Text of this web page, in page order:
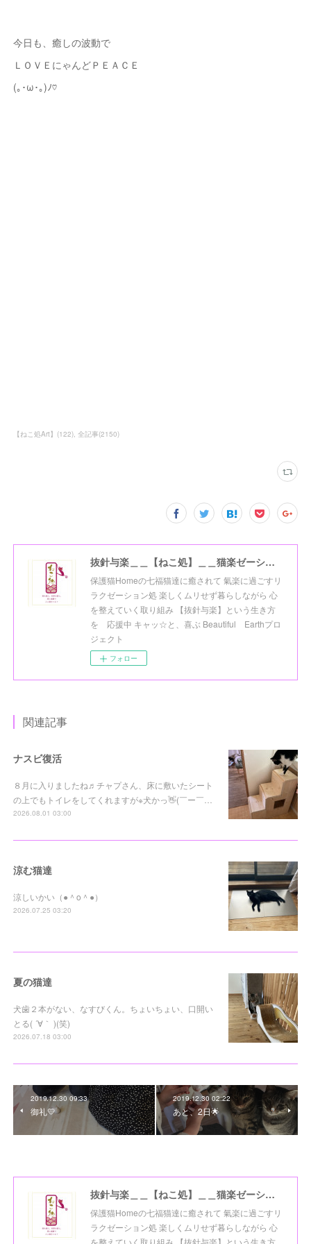
今日も、癒しの波動で
ＬＯＶＥにゃんどＰＥＡＣＥ
(｡･ω･｡)ﾉ♡
【ねこ処Art】 (122) 全記事(2150)
抜針与楽＿＿【ねこ処】＿＿猫楽ゼーションHome☆
保護猫Homeの七福猫達に癒されて 氣楽に過ごすリ
ラクゼーション処 楽しくムリせず暮らしながら 心
を整えていく取り組み 【抜針与楽】という生き方
を 応援中 キャッ☆と、喜ぶ Beautiful Earthプロ
ジェクト
フォロー
関連記事
ナスビ復活
８月に入りましたね♬チャプさん、床に敷いたシート
の上でもトイレをしてくれますが※犬かっ👋(￣ー￣…
2026.08.01 03:00
涼む猫達
涼しいかい（●＾o＾●）
2026.07.25 03:20
夏の猫達
犬歯２本がない、なすびくん。ちょいちょい、口開い
とる( ´∀｀ )(笑)
2026.07.18 03:00
2019.12.30 09:33
御礼💛
2019.12.30 02:22
あと、2日🌟
抜針与楽＿＿【ねこ処】＿＿猫楽ゼーションHome☆
保護猫Homeの七福猫達に癒されて 氣楽に過ごすリ
ラクゼーション処 楽しくムリせず暮らしながら 心